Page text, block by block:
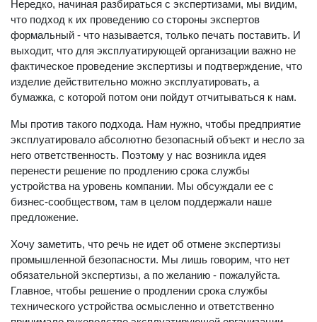
Нередко, начиная разбираться с экспертизами, мы видим,
что подход к их проведению со стороны экспертов
формальный - что называется, только печать поставить. И
выходит, что для эксплуатирующей организации важно не
фактическое проведение экспертизы и подтверждение, что
изделие действительно можно эксплуатировать, а
бумажка, с которой потом они пойдут отчитываться к нам.
Мы против такого подхода. Нам нужно, чтобы предприятие
эксплуатировало абсолютно безопасный объект и несло за
него ответственность. Поэтому у нас возникла идея
перенести решение по продлению срока службы
устройства на уровень компании. Мы обсуждали ее с
бизнес-сообществом, там в целом поддержали наше
предложение.
Хочу заметить, что речь не идет об отмене экспертизы
промышленной безопасности. Мы лишь говорим, что нет
обязательной экспертизы, а по желанию - пожалуйста.
Главное, чтобы решение о продлении срока службы
технического устройства осмысленно и ответственно